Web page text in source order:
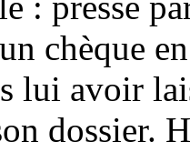
chèque
lui avoir
dossier.